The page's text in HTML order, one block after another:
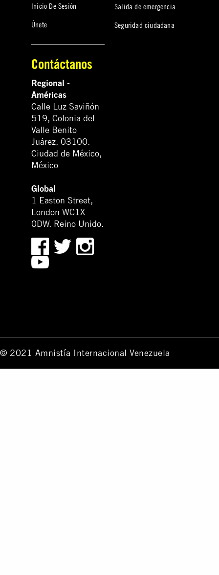
Inicio De Sesión
Únete
Salida de emergencia
Seguridad ciudadana
Contáctanos
Regional -
Américas
Calle Luz Saviñón
519, Colonia del
Valle Benito
Juárez, 03100.
Ciudad de México,
México
Global
1 Easton Street,
London WC1X
0DW. Reino Unido.
© 2021 Amnistía Internacional Venezuela